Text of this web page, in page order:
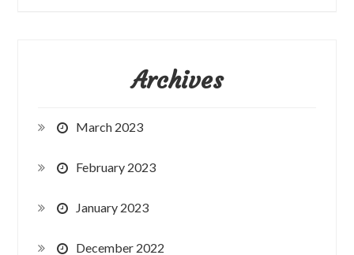
Archives
March 2023
February 2023
January 2023
December 2022